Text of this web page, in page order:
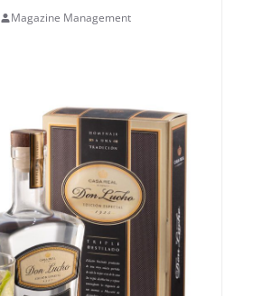
Magazine Management